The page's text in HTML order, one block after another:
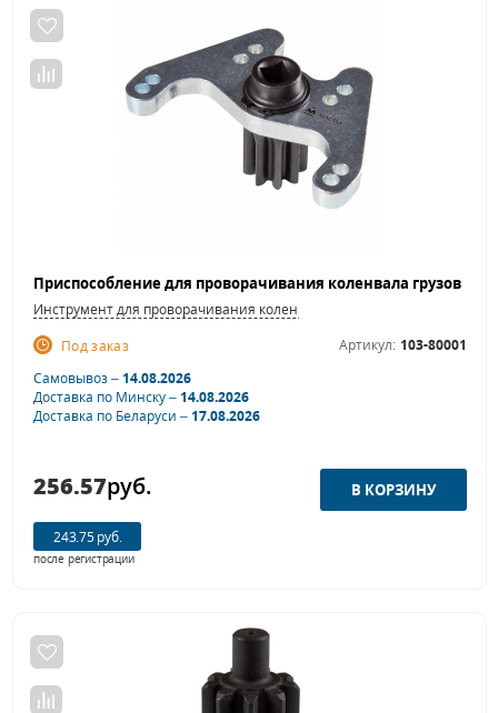
Инструмент для проворачивания коленвала
Под заказ
Артикул: 103-80001
Самовывоз –14.08.2026
Доставка по Минску –14.08.2026
Доставка по Беларуси –17.08.2026
256.57руб.
243.75 руб.
после регистрации